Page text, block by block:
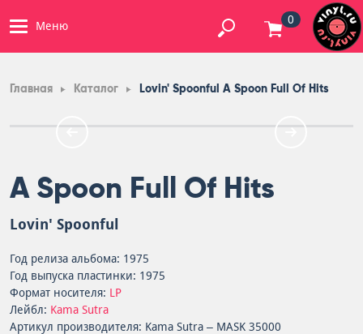
Меню 0
Главная Каталог Lovin' Spoonful A Spoon Full Of Hits
A Spoon Full Of Hits
Lovin' Spoonful
Год релиза альбома: 1975
Год выпуска пластинки: 1975
Формат носителя: LP
Лейбл: Kama Sutra
Артикул производителя: Kama Sutra – MASK 35000